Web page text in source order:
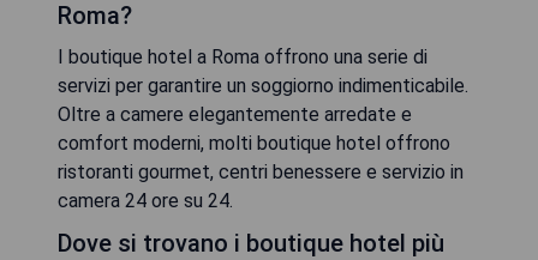
Roma?
I boutique hotel a Roma offrono una serie di
servizi per garantire un soggiorno indimenticabile.
Oltre a camere elegantemente arredate e
comfort moderni, molti boutique hotel offrono
ristoranti gourmet, centri benessere e servizio in
camera 24 ore su 24.
Dove si trovano i boutique hotel più